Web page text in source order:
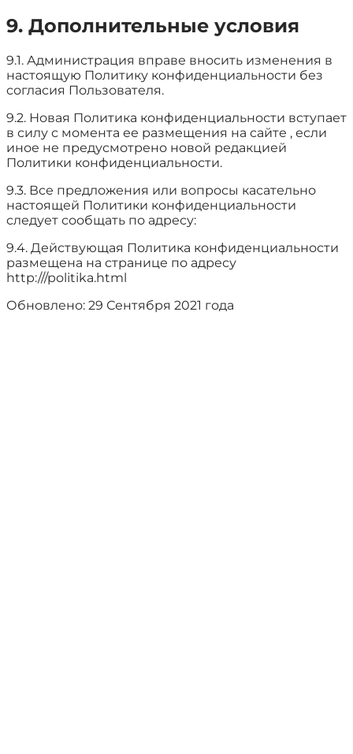
9. Дополнительные условия
9.1. Администрация вправе вносить изменения в
настоящую Политику конфиденциальности без
согласия Пользователя.
9.2. Новая Политика конфиденциальности вступает
в силу с момента ее размещения на сайте , если
иное не предусмотрено новой редакцией
Политики конфиденциальности.
9.3. Все предложения или вопросы касательно
настоящей Политики конфиденциальности
следует сообщать по адресу:
9.4. Действующая Политика конфиденциальности
размещена на странице по адресу
http:///politika.html
Обновлено: 29 Сентября 2021 года